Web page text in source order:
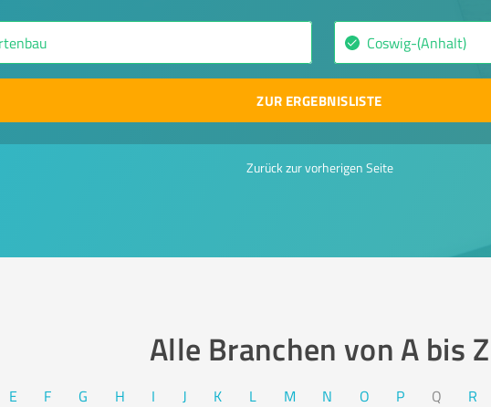
ZUR ERGEBNISLISTE
Zurück zur vorherigen Seite
Alle Branchen von A bis Z​
E F G H I J K L M N O P Q R